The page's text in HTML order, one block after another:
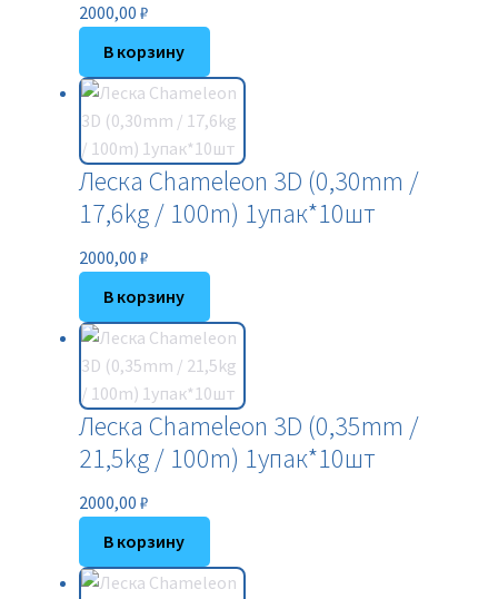
2000,00 ₽
В корзину
Леска Chameleon 3D (0,30mm /
17,6kg / 100m) 1упак*10шт
2000,00 ₽
В корзину
Леска Chameleon 3D (0,35mm /
21,5kg / 100m) 1упак*10шт
2000,00 ₽
В корзину